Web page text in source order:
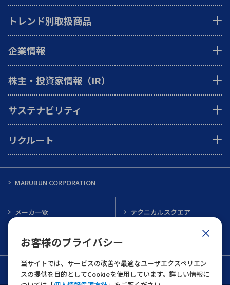
お客様のプライバシー
当サイトでは、サービスの改善や最適なユーザエクスペリエン
スの提供を目的としてCookieを使用しています。詳しい情報に
トレンド別取扱商品
企業情報
株主・投資家情報（IR）
サステナビリティ
リクルート
MARUBUN CORPORATION
メーカ一覧 テクニカルスクエア
インフォメーション
お問い合わせ